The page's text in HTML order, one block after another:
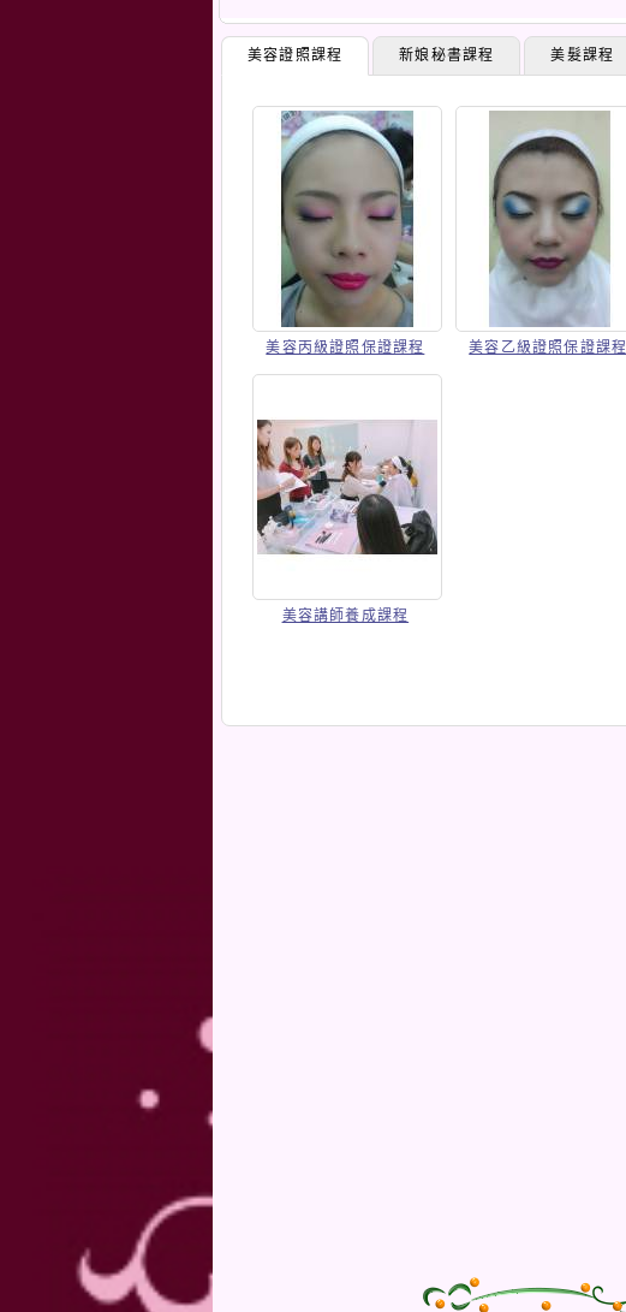
美容證照課程 新娘秘書課程 美髮課程
美容丙級證照保證課程 美容乙級證照保證課程
美容講師養成課程